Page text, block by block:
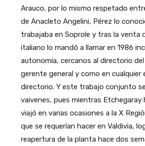
Arauco, por lo mismo respetado
de Anacleto Angelini, Pérez lo
trabajaba en Soprole y tras la venta
italiano lo mandó a llamar en 1986
autonomía, cercanos al directorio
gerente general y como en
directorio. Y este trabajo conjunto
vaivenes, pues mientras Etchegaray
viajó en varias ocasiones a la X
que se requerían hacer en Valdivia,
reapertura de la planta hace dos